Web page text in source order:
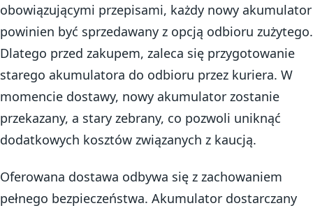
obowiązującymi przepisami, każdy nowy akumulator
powinien być sprzedawany z opcją odbioru zużytego.
Dlatego przed zakupem, zaleca się przygotowanie
starego akumulatora do odbioru przez kuriera. W
momencie dostawy, nowy akumulator zostanie
przekazany, a stary zebrany, co pozwoli uniknąć
dodatkowych kosztów związanych z kaucją.
Oferowana dostawa odbywa się z zachowaniem
pełnego bezpieczeństwa. Akumulator dostarczany